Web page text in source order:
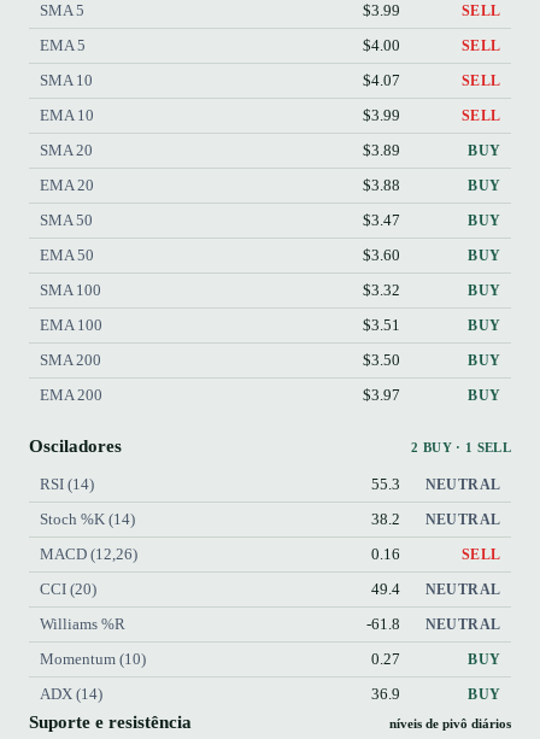
SMA 5 $3.99 SELL
EMA 5 $4.00 SELL
SMA 10 $4.07 SELL
EMA 10 $3.99 SELL
SMA 20 $3.89 BUY
EMA 20 $3.88 BUY
SMA 50 $3.47 BUY
EMA 50 $3.60 BUY
SMA 100 $3.32 BUY
EMA 100 $3.51 BUY
SMA 200 $3.50 BUY
EMA 200 $3.97 BUY
Osciladores 2 BUY · 1 SELL
RSI (14) 55.3 NEUTRAL
Stoch %K (14) 38.2 NEUTRAL
MACD (12,26) 0.16 SELL
CCI (20) 49.4 NEUTRAL
Williams %R -61.8 NEUTRAL
Momentum (10) 0.27 BUY
ADX (14) 36.9 BUY
Suporte e resistência níveis de pivô diários